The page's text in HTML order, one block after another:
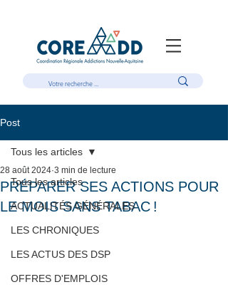
Post
Tous les articles
ACTUALITÉS GÉNÉRALES
LES CHRONIQUES
LES ACTUS DES DSP
OFFRES D'EMPLOIS
Tous les articles
PRÉPARER SES ACTIONS POUR
LE MOIS SANS TABAC !
28 août 2024 3 min de lecture